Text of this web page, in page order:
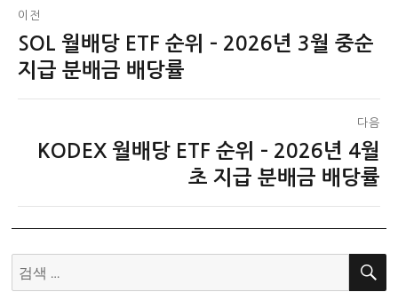
글
탐
색
이전
이
전
SOL 월배당 ETF 순위 – 2026년 3월 중순
지급 분배금 배당률
다음
KODEX 월배당 ETF 순위 – 2026년 4월
초 지급 분배금 배당률
검
검